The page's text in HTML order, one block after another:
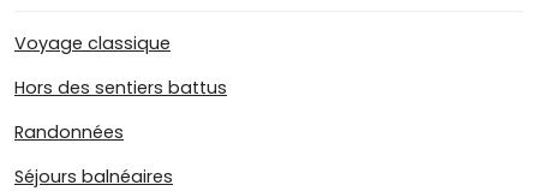
Voyage classique
Hors des sentiers battus
Randonnées
Séjours balnéaires